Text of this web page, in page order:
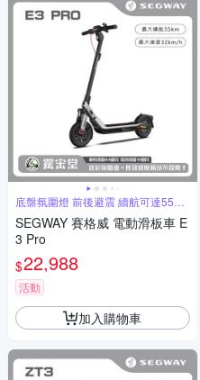
底盤氛圍燈 前後避震 續航可達55公
里
SEGWAY 賽格威 電動滑板車 E
3 Pro
$22,988
活動
加入購物車